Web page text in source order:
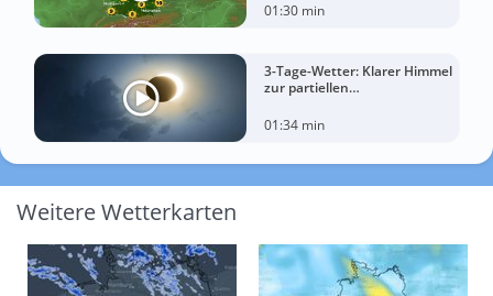
01:30 min
3-Tage-Wetter: Klarer Himmel
zur partiellen
Mittwoch?
01:34 min
Weitere Wetterkarten